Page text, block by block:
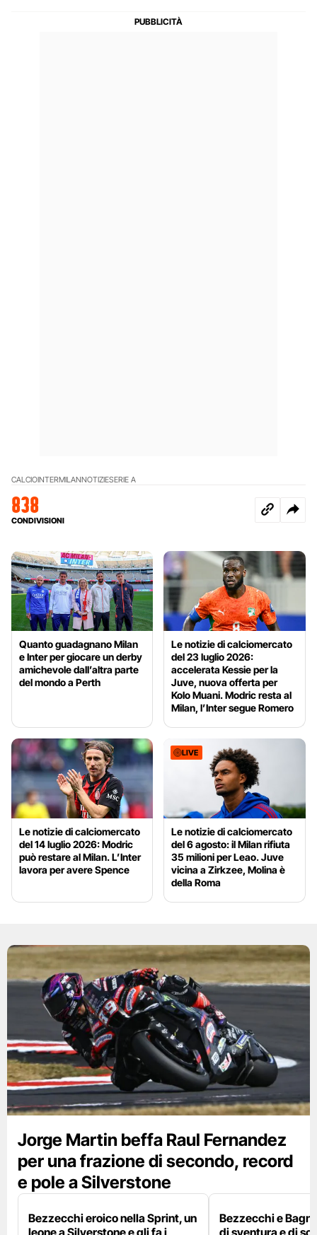
CALCIOINTERMILANNOTIZIESERIE A
838
CONDIVISIONI
Quanto guadagnano Milan
e Inter per giocare un derby
amichevole dall’altra parte
del mondo a Perth
Le notizie di calciomercato
del 23 luglio 2026:
accelerata Kessie per la
Juve, nuova offerta per
Kolo Muani. Modric resta al
Milan, l’Inter segue Romero
Le notizie di calciomercato
del 14 luglio 2026: Modric
può restare al Milan. L’Inter
lavora per avere Spence
LIVE
Le notizie di calciomercato
del 6 agosto: il Milan rifiuta
35 milioni per Leao. Juve
vicina a Zirkzee, Molina è
della Roma
Jorge Martin beffa Raul Fernandez
per una frazione di secondo, record
e pole a Silverstone
Bezzecchi eroico nella Sprint, un
leone a Silverstone e gli fa i
Bezzecchi e
di sventura e di